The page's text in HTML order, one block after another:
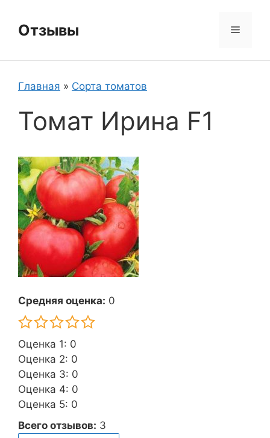
содержимому
Отзывы Меню
Главная » Сорта томатов
Томат Ирина F1
Средняя оценка: 0
Оценка 1: 0
Оценка 2: 0
Оценка 3: 0
Оценка 4: 0
Оценка 5: 0
Всего отзывов: 3